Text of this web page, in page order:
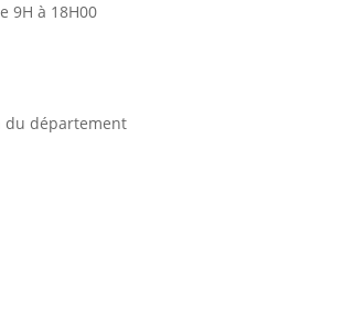
9H à 18H00
du département